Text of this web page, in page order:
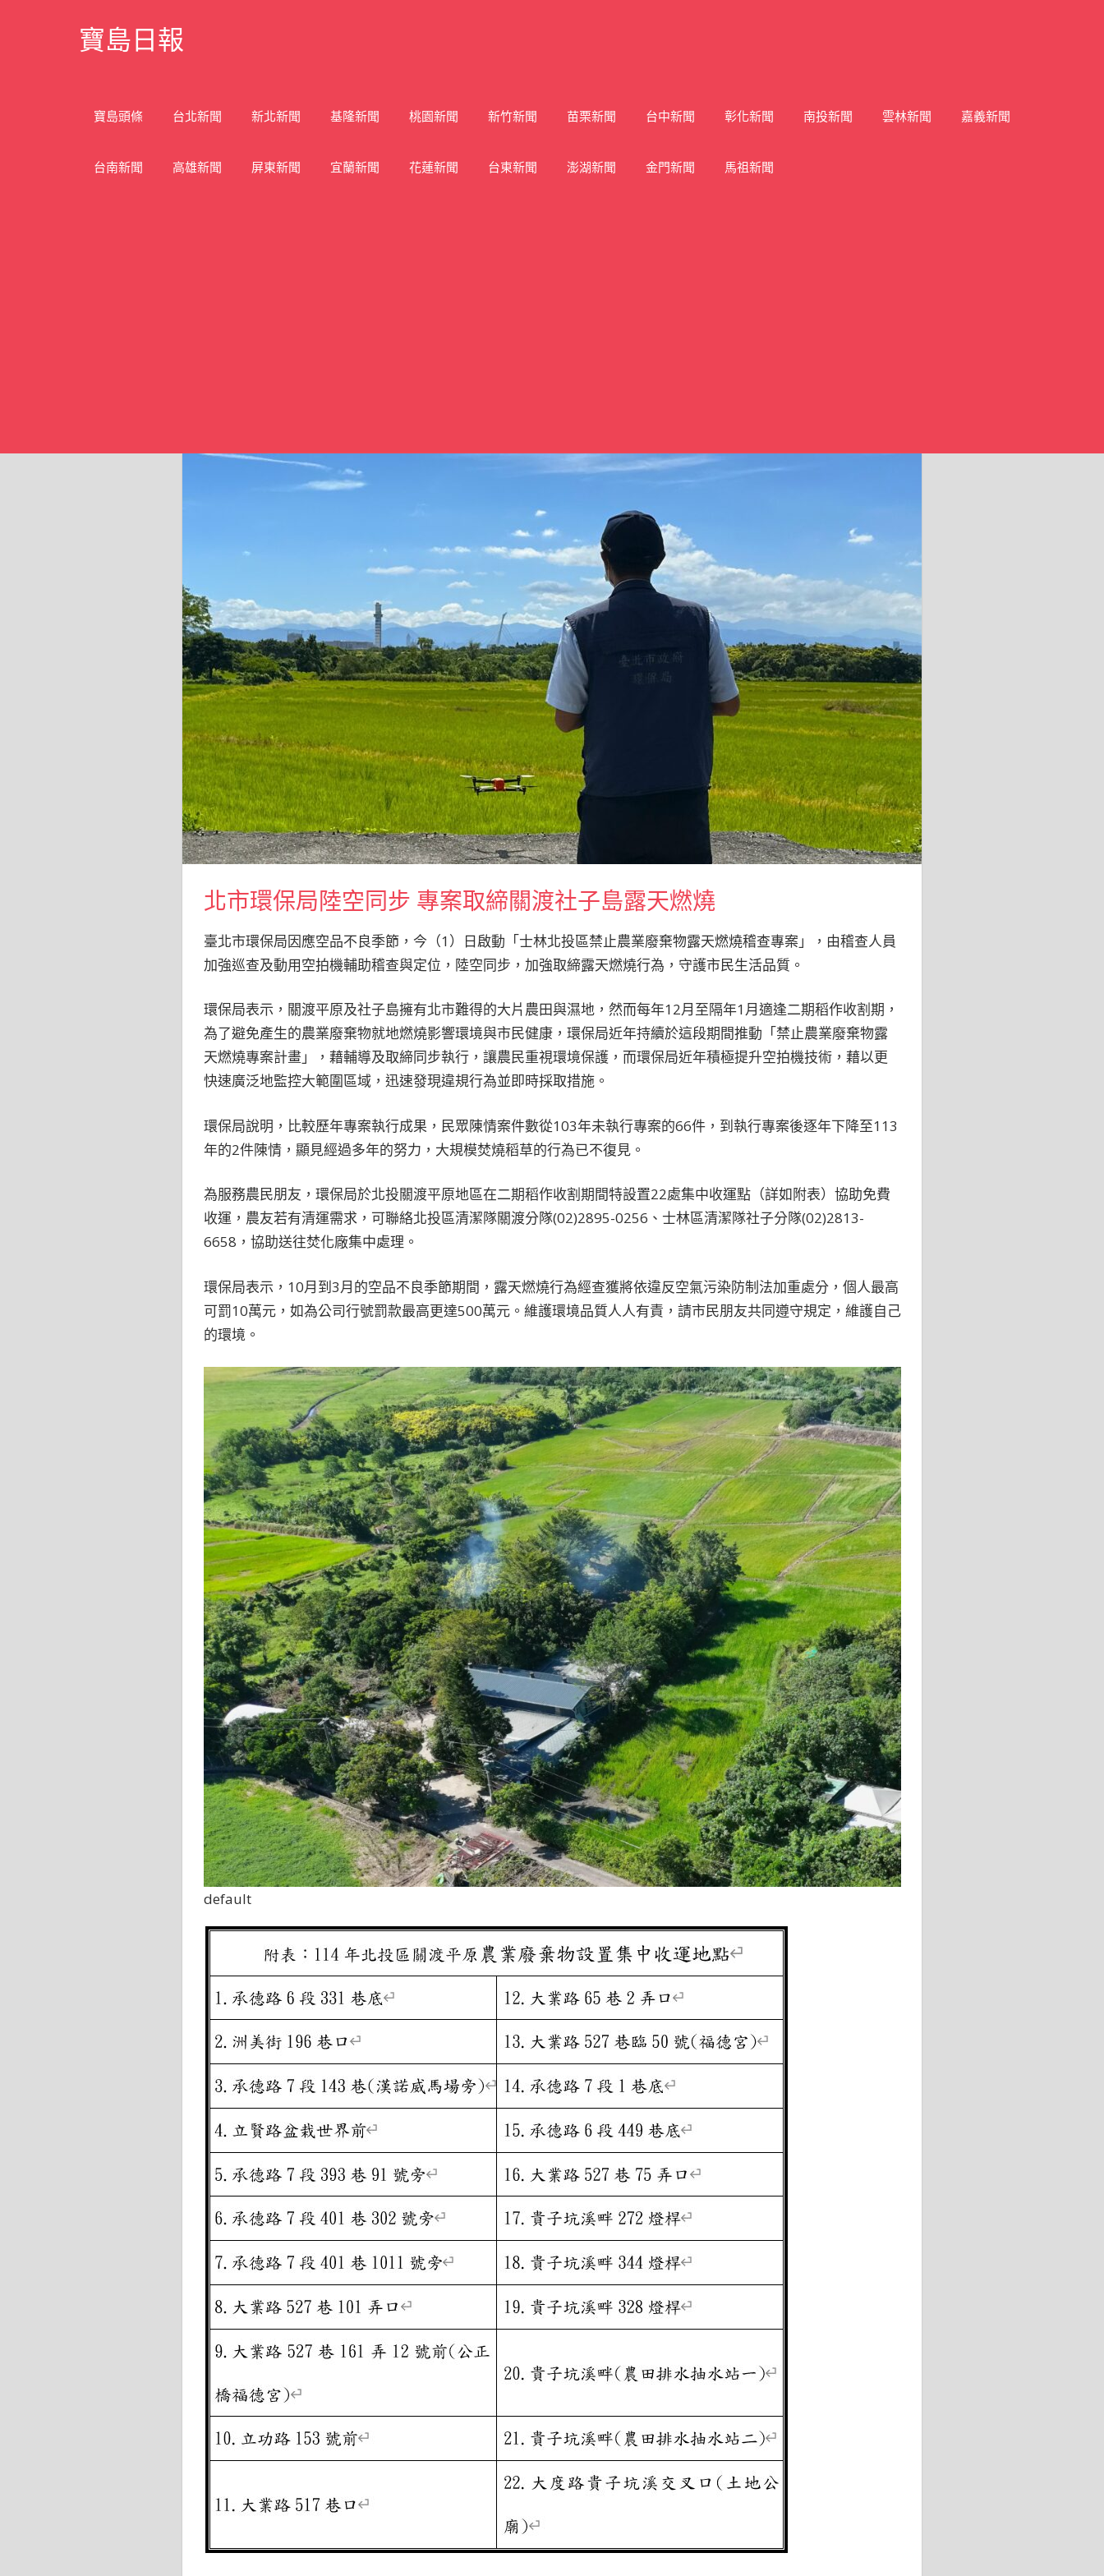
寶島日報
寶島頭條 台北新聞 新北新聞 基隆新聞 桃園新聞 新竹新聞 苗栗新聞 台中新聞 彰化新聞 南投新聞 雲林新聞 嘉義新聞
台南新聞 高雄新聞 屏東新聞 宜蘭新聞 花蓮新聞 台東新聞 澎湖新聞 金門新聞 馬祖新聞
北市環保局陸空同步 專案取締關渡社子島露天燃燒
臺北市環保局因應空品不良季節，今（1）日啟動「士林北投區禁止農業廢棄物露天燃燒稽查專案」，由稽查人員
加強巡查及動用空拍機輔助稽查與定位，陸空同步，加強取締露天燃燒行為，守護市民生活品質。
環保局表示，關渡平原及社子島擁有北市難得的大片農田與濕地，然而每年12月至隔年1月適逢二期稻作收割期，
為了避免產生的農業廢棄物就地燃燒影響環境與市民健康，環保局近年持續於這段期間推動「禁止農業廢棄物露
天燃燒專案計畫」，藉輔導及取締同步執行，讓農民重視環境保護，而環保局近年積極提升空拍機技術，藉以更
快速廣泛地監控大範圍區域，迅速發現違規行為並即時採取措施。
環保局說明，比較歷年專案執行成果，民眾陳情案件數從103年未執行專案的66件，到執行專案後逐年下降至113
年的2件陳情，顯見經過多年的努力，大規模焚燒稻草的行為已不復見。
為服務農民朋友，環保局於北投關渡平原地區在二期稻作收割期間特設置22處集中收運點（詳如附表）協助免費
收運，農友若有清運需求，可聯絡北投區清潔隊關渡分隊(02)2895-0256、士林區清潔隊社子分隊(02)2813-
6658，協助送往焚化廠集中處理。
環保局表示，10月到3月的空品不良季節期間，露天燃燒行為經查獲將依違反空氣污染防制法加重處分，個人最高
可罰10萬元，如為公司行號罰款最高更達500萬元。維護環境品質人人有責，請市民朋友共同遵守規定，維護自己
的環境。
default